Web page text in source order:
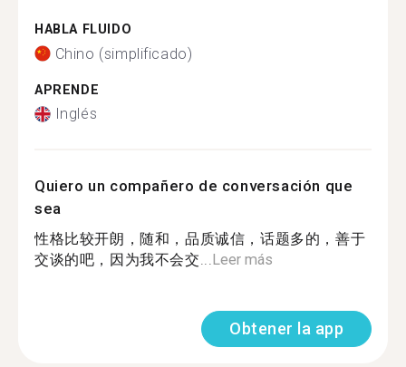
HABLA FLUIDO
Chino (simplificado)
APRENDE
Inglés
Quiero un compañero de conversación que
sea
性格比较开朗，随和，品质诚信，话题多的，善于
交谈的吧，因为我不会交...Leer más
Obtener la app